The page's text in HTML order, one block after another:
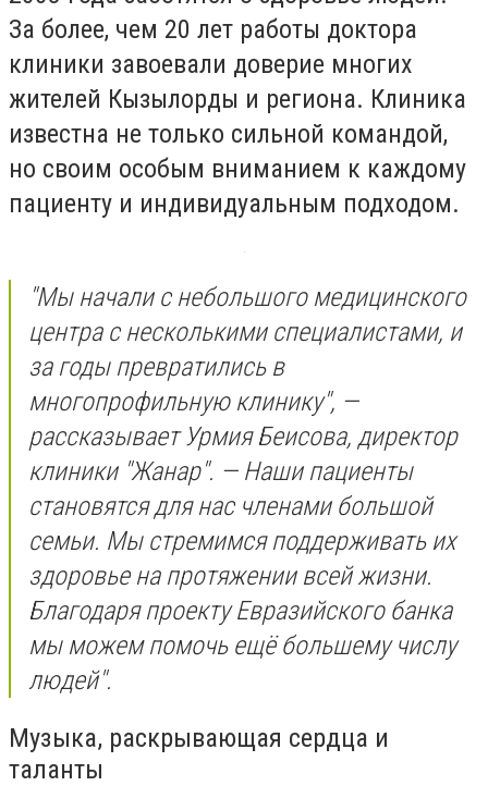
За более, чем 20 лет работы доктора
клиники завоевали доверие многих
жителей Кызылорды и региона. Клиника
известна не только сильной командой,
но своим особым вниманием к каждому
пациенту и индивидуальным подходом.
"Мы начали с небольшого медицинского
центра с несколькими специалистами, и
за годы превратились в
многопрофильную клинику", —
рассказывает Урмия Беисова, директор
клиники "Жанар". — Наши пациенты
становятся для нас членами большой
семьи. Мы стремимся поддерживать их
здоровье на протяжении всей жизни.
Благодаря проекту Евразийского банка
мы можем помочь ещё большему числу
людей".
Музыка, раскрывающая сердца и
таланты